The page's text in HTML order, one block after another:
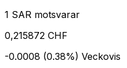
1 SAR motsvarar
0,215872 CHF
-0.0008 (0.38%) Veckovis